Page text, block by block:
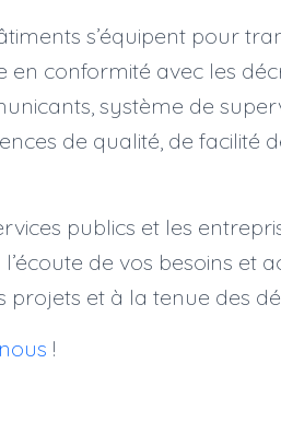
s’équipent pour
conformité avec les
système de
de qualité, de facilité
publics et les
de vos besoins et
et à la tenue des
!